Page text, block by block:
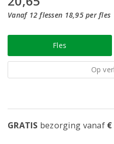
Vanaf 12 flessen 18,95 per fles
Fles
Op
GRATIS bezorging vanaf €